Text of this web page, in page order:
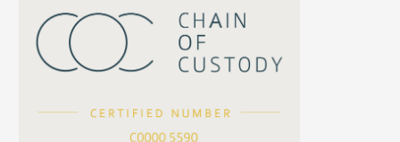
公司名稱
S車花鏈系列
珍珠鏈系列
坦克鏈系列
滿天星鏈系列
方假繩鏈系列
珠扣